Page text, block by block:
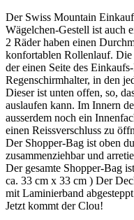
Der Swiss Mountain
Wägelchen-Gestell ist auch
2 Räder haben einen
konfortablen Rollenlauf.
der einen Seite des
Regenschirmhalter, in den
Dieser ist unten offen, so,
auslaufen kann. Im Innern
ausserdem noch ein
einen Reissverschluss zu
Der Shopper-Bag ist oben
zusammenziehbar und
Der gesamte Shopper-Bag
ca. 33 cm x 33 cm ) Der
mit Laminierband
Jetzt kommt der Clou!